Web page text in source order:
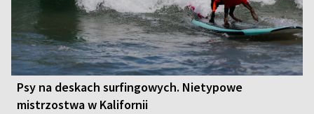
Psy na deskach surfingowych. Nietypowe
mistrzostwa w Kalifornii